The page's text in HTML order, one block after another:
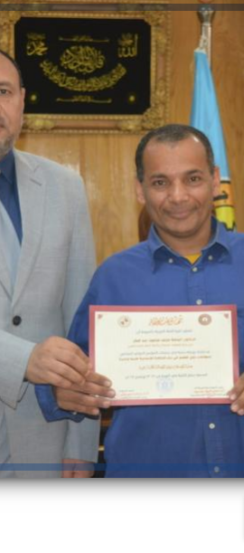
والحنجرة ينجح في استئصال ورم خبيث
من...